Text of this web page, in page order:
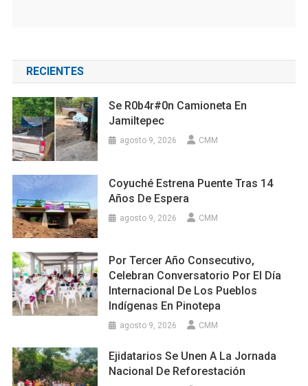
RECIENTES
Se R0b4r#0n Camioneta En
Jamiltepec
agosto 9, 2026 CMM
Coyuché Estrena Puente Tras 14
Años De Espera
agosto 9, 2026 CMM
Por Tercer Año Consecutivo,
Celebran Conversatorio Por El Día
Internacional De Los Pueblos
Indígenas En Pinotepa
agosto 9, 2026 CMM
Ejidatarios Se Unen A La Jornada
Nacional De Reforestación